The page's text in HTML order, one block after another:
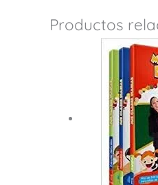
Productos